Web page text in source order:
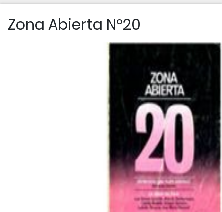
Zona Abierta Nº20